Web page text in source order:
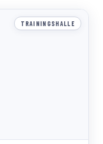
TRAININGSHALLE